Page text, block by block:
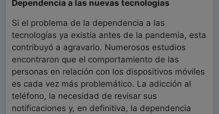
Dependencia a las nuevas tecnologías
Si el problema de la dependencia a las
tecnologías ya existía antes de la pandemia, esta
contribuyó a agravarlo. Numerosos estudios
encontraron que el comportamiento de las
personas en relación con los dispositivos móviles
es cada vez más problemático. La adicción al
teléfono, la necesidad de revisar sus
notificaciones y, en definitiva, la dependencia